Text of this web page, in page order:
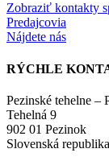
Zobraziť kontakty
Predajcovia
Nájdete nás
RÝCHLE
Pezinské tehelne –
Tehelná 9
902 01 Pezinok
Slovenská republika